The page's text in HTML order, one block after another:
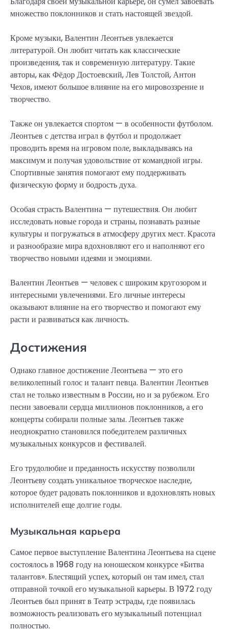
множество поклонников и стать настоящей звездой.
Кроме музыки, Валентин Леонтьев увлекается
литературой. Он любит читать как классические
произведения, так и современную литературу. Такие
авторы, как Фёдор Достоевский, Лев Толстой, Антон
Чехов, имеют большое влияние на его мировоззрение и
творчество.
Также он увлекается спортом — в особенности футболом.
Леонтьев с детства играл в футбол и продолжает
проводить время на игровом поле, выкладываясь на
максимум и получая удовольствие от командной игры.
Спортивные занятия помогают ему поддерживать
физическую форму и бодрость духа.
Особая страсть Валентина — путешествия. Он любит
исследовать новые города и страны, познавать разные
культуры и погружаться в атмосферу других мест. Красота
и разнообразие мира вдохновляют его и наполняют его
творчество новыми идеями и эмоциями.
Валентин Леонтьев — человек с широким кругозором и
интересными увлечениями. Его личные интересы
оказывают влияние на его творчество и помогают ему
расти и развиваться как личность.
Достижения
Однако главное достижение Леонтьева — это его
великолепный голос и талант певца. Валентин Леонтьев
стал не только известным в России, но и за рубежом. Его
песни завоевали сердца миллионов поклонников, а его
концерты собирали полные залы. Леонтьев также
неоднократно становился победителем различных
музыкальных конкурсов и фестивалей.
Его трудолюбие и преданность искусству позволили
Леонтьеву создать уникальное творческое наследие,
которое будет радовать поклонников и вдохновлять новых
исполнителей еще долгие годы.
Музыкальная карьера
Самое первое выступление Валентина Леонтьева на сцене
состоялось в 1968 году на юношеском конкурсе «Битва
талантов». Блестящий успех, который он там имел, стал
отправной точкой его музыкальной карьеры. В 1972 году
Леонтьев был принят в Театр эстрады, где появилась
возможность реализовать его музыкальный потенциал
полностью.